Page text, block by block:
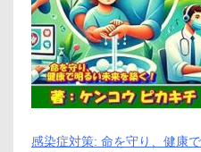
感染症対策: 命を守り、健康